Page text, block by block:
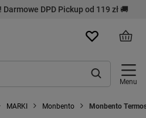
DPD Pickup od 119 zł 🚚
Menu
MARKI Monbento Monbento